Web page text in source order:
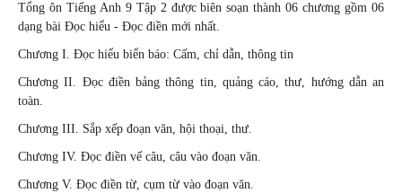
Tổng ôn Tiếng Anh 9 Tập 2 được biên soạn thành 06 chương gồm 06
dạng bài Đọc hiểu - Đọc điền mới nhất.
Chương I. Đọc hiểu biển báo: Cấm, chỉ dẫn, thông tin
Chương II. Đọc điền bảng thông tin, quảng cáo, thư, hướng dẫn an
toàn.
Chương III. Sắp xếp đoạn văn, hội thoại, thư.
Chương IV. Đọc điền vế câu, câu vào đoạn văn.
Chương V. Đọc điền từ, cụm từ vào đoạn văn.